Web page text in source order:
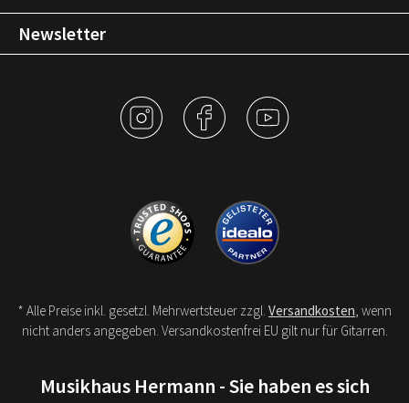
Newsletter
* Alle Preise inkl. gesetzl. Mehrwertsteuer zzgl. Versandkosten, wenn
nicht anders angegeben. Versandkostenfrei EU gilt nur für Gitarren.
Musikhaus Hermann - Sie haben es sich